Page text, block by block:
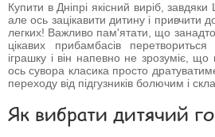
Купити в Дніпрі якісний виріб,
але ось зацікавити дитину і привчити
легких! Важливо пам'ятати, що
цікавих прибамбасів
іграшку і він напевно не зрозуміє,
ось сувора класика просто
переходу від підгузників болючим і
Як вибрати дитячий